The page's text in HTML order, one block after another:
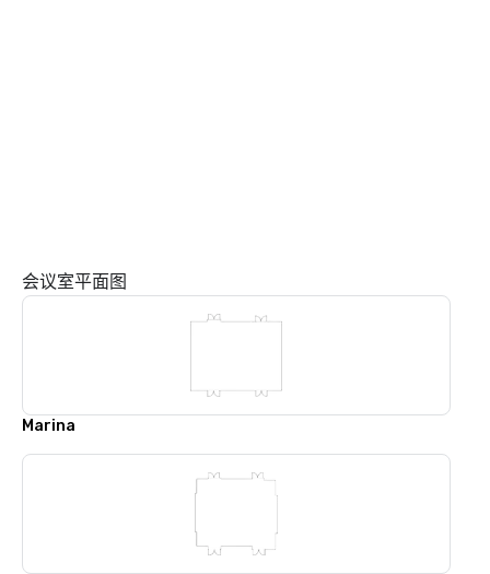
会议室平面图
Marina